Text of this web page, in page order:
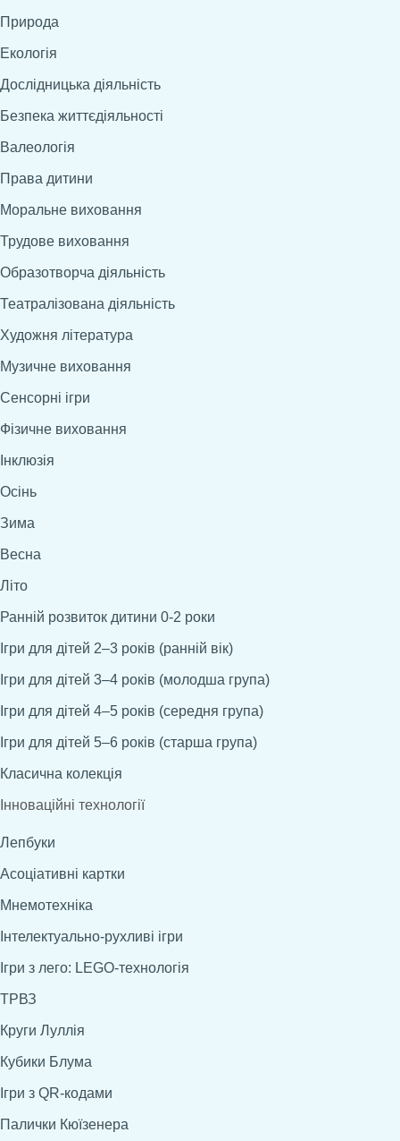
Природа
Екологія
Дослідницька діяльність
Безпека життєдіяльності
Валеологія
Права дитини
Моральне виховання
Трудове виховання
Образотворча діяльність
Театралізована діяльність
Художня література
Музичне виховання
Сенсорні ігри
Фізичне виховання
Інклюзія
Осінь
Зима
Весна
Літо
Ранній розвиток дитини 0-2 роки
Ігри для дітей 2–3 років (ранній вік)
Ігри для дітей 3–4 років (молодша група)
Ігри для дітей 4–5 років (середня група)
Ігри для дітей 5–6 років (старша група)
Класична колекція
Інноваційні технології
Лепбуки
Асоціативні картки
Мнемотехніка
Інтелектуально-рухливі ігри
Ігри з лего: LEGO-технологія
ТРВЗ
Круги Луллія
Кубики Блума
Ігри з QR-кодами
Палички Кюїзенера